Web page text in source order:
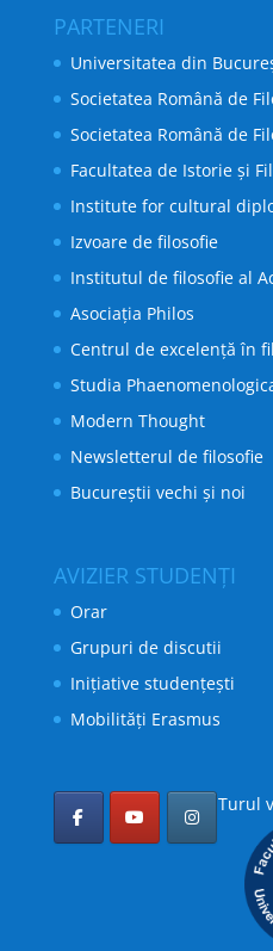
PARTENERI
Universitatea din
Societatea Română de
Societatea Română de
Facultatea de Istorie și
Institute for cultural
Izvoare de filosofie
Institutul de filosofie al
Asociația Philos
Centrul de excelență în
Studia
Modern Thought
Newsletterul de filosofie
Bucureștii vechi și noi
AVIZIER STUDENȚI
Orar
Grupuri de discutii
Inițiative studențești
Mobilități Erasmus
Turul